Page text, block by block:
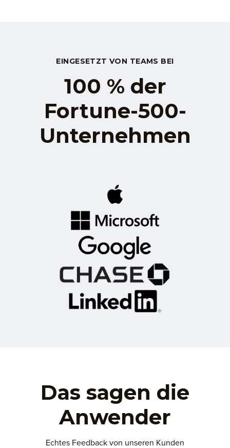
EINGESETZT VON TEAMS BEI
100 % der
Fortune-500-
Unternehmen
Das sagen die
Anwender
Echtes Feedback von unseren Kunden